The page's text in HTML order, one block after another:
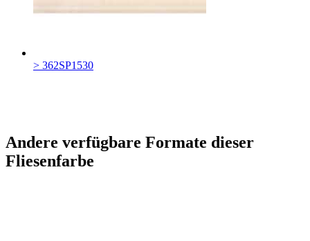
> 362SP1530
Andere verfügbare Formate dieser
Fliesenfarbe